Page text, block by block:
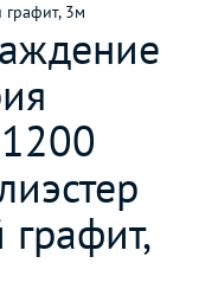
графит, 3м